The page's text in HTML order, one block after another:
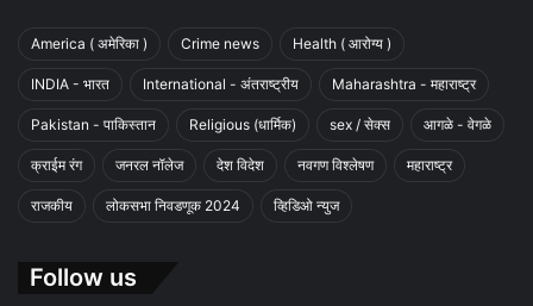
America ( अमेरिका ) Crime news Health ( आरोग्य )
INDIA - भारत International - अंतराष्ट्रीय Maharashtra - महाराष्ट्र
Pakistan - पाकिस्तान Religious (धार्मिक) sex / सेक्स आगळे - वेगळे
क्राईम रंग जनरल नॉलेज देश विदेश नवगण विश्लेषण महाराष्ट्र
राजकीय लोकसभा निवडणूक 2024 व्हिडिओ न्युज
Follow us